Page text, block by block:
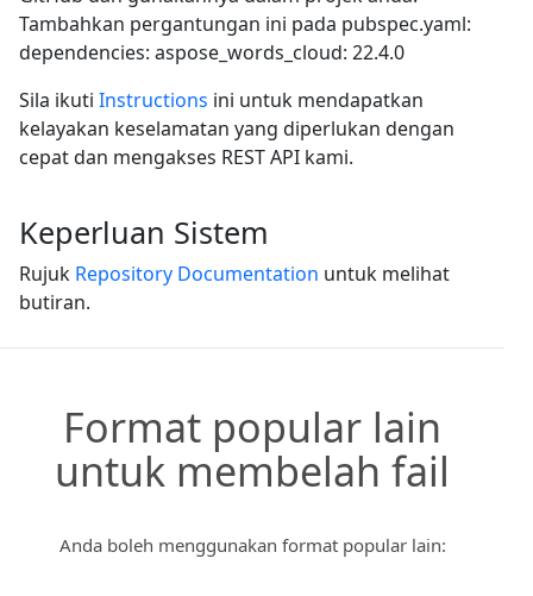
Tambahkan pergantungan ini pada pubspec.yaml:
dependencies: aspose_words_cloud: 22.4.0
Sila ikuti Instructions ini untuk mendapatkan
kelayakan keselamatan yang diperlukan dengan
cepat dan mengakses REST API kami.
Keperluan Sistem
Rujuk Repository Documentation untuk melihat
butiran.
Format popular lain
untuk membelah fail
Anda boleh menggunakan format popular lain: